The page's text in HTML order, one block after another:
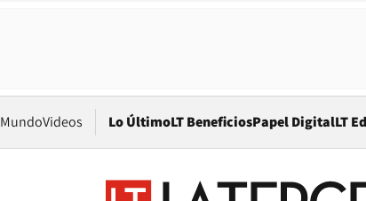
MundoVideos Lo ÚltimoLT BeneficiosPapel DigitalLT